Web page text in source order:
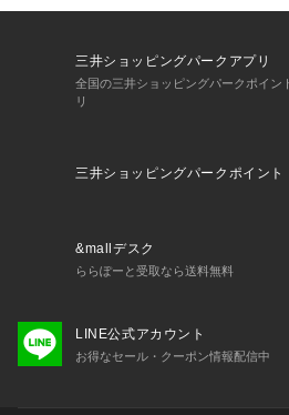
2025SS商品
三井ショッピングパークアプリ
全国の三井ショッピングパークポイン
リ
三井ショッピングパークポイント
&mallデスク
ららぽーと受取なら送料無料
LINE公式アカウント
お得なセール・クーポン情報配信中